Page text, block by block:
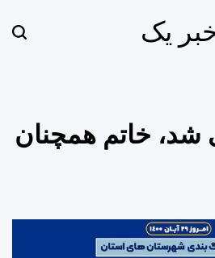
یک
شد، خاتم همچنان